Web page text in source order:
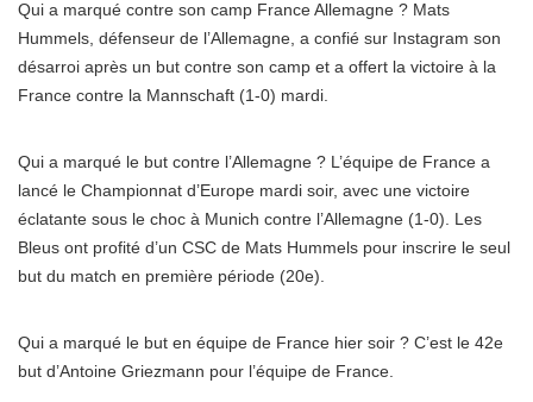
Qui a marqué contre son camp France Allemagne ? Mats
Hummels, défenseur de l’Allemagne, a confié sur Instagram son
désarroi après un but contre son camp et a offert la victoire à la
France contre la Mannschaft (1-0) mardi.
Qui a marqué le but contre l’Allemagne ? L’équipe de France a
lancé le Championnat d’Europe mardi soir, avec une victoire
éclatante sous le choc à Munich contre l’Allemagne (1-0). Les
Bleus ont profité d’un CSC de Mats Hummels pour inscrire le seul
but du match en première période (20e).
Qui a marqué le but en équipe de France hier soir ? C’est le 42e
but d’Antoine Griezmann pour l’équipe de France.